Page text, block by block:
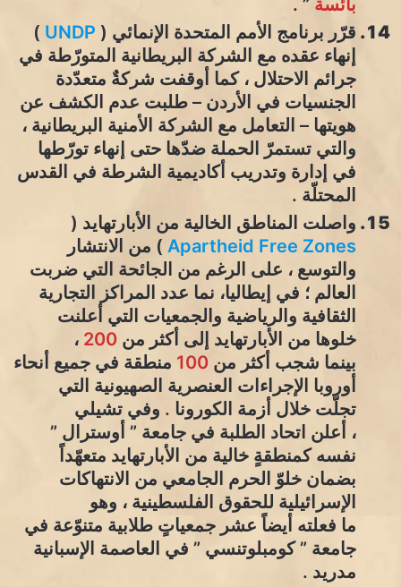
بائسة ” .
قرّر برنامج الأمم المتحدة الإنمائي ( UNDP
)
إنهاء عقده مع الشركة البريطانية المتورّطة في
جرائم الاحتلال ، كما أوقفت شركةٌ متعدّدة
الجنسيات في الأردن – طلبت عدم الكشف عن
هويتها – التعامل مع الشركة الأمنية البريطانية ،
والتي تستمرّ الحملة ضدّها حتى إنهاء تورّطها
في إدارة وتدريب أكاديمية الشرطة في القدس
المحتلّة .
واصلت المناطق الخالية من الأبارتهايد (
Apartheid Free Zones ) من الانتشار
والتوسع ، على الرغم من الجائحة التي ضربت
العالم ؛ في إيطاليا، نما عدد المراكز التجارية
الثقافية والرياضية والجمعيات التي أعلنت
خلوها من الأبارتهايد إلى أكثر من 200 ،
بينما شجب أكثر من 100 منطقة في جميع أنحاء
أوروبا الإجراءات العنصرية الصهيونية التي
تجلّت خلال أزمة الكورونا . وفي تشيلي
، أعلن اتحاد الطلبة في جامعة ” أوسترال ”
نفسه كمنطقةٍ خالية من الأبارتهايد متعهّداً
بضمان خلوّ الحرم الجامعي من الانتهاكات
الإسرائيلية للحقوق الفلسطينية ، وهو
ما فعلته أيضاً عشر جمعياتٍ طلابية متنوّعة في
جامعة ” كومبلوتنسي ” في العاصمة الإسبانية
مدريد .